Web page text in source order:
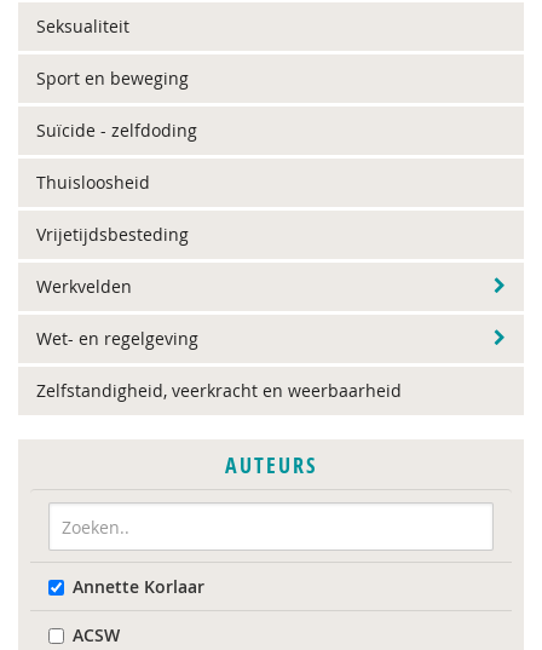
Seksualiteit
Sport en beweging
Suïcide - zelfdoding
Thuisloosheid
Vrijetijdsbesteding
Werkvelden
Wet- en regelgeving
Zelfstandigheid, veerkracht en weerbaarheid
AUTEURS
Annette Korlaar
ACSW